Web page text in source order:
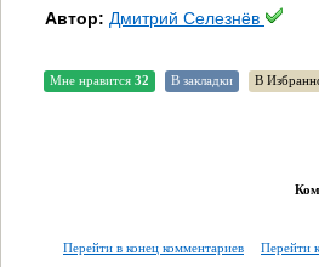
Автор: Дмитрий Селезнёв
Мне нравится 32 В закладки В
Перейти в конец комментариев Перейти